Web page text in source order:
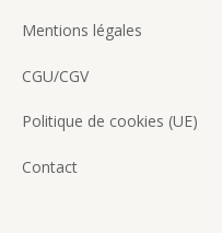
Mentions légales
CGU/CGV
Politique de cookies (UE)
Contact